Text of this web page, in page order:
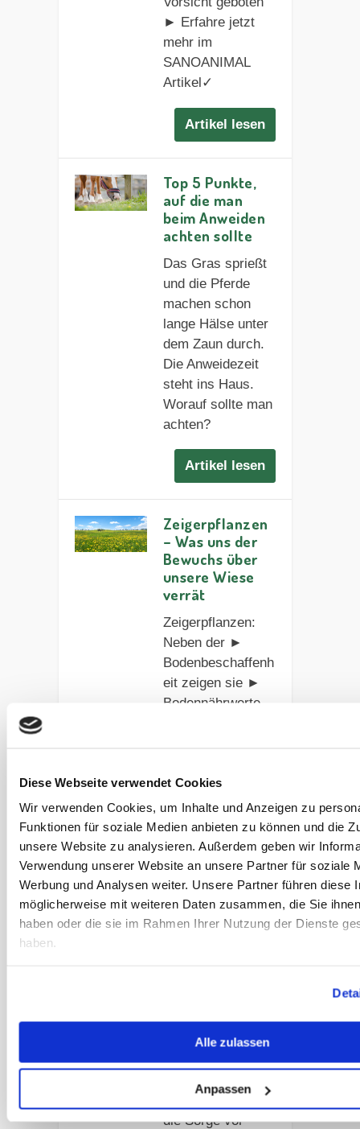
Diese Webseite verwendet Cookies
Wir verwenden Cookies, um Inhalte und Anzeigen zu
Funktionen für soziale Medien anbieten zu können und die
unsere Website zu analysieren. Außerdem geben wir
Verwendung unserer Website an unsere Partner für soziale
Werbung und Analysen weiter. Unsere Partner führen diese
möglicherweise mit weiteren Daten zusammen, die Sie
haben oder die sie im Rahmen Ihrer Nutzung der Dienste
haben.
Alle zulassen
Anpassen
► Erfahre jetzt
mehr im
SANOANIMAL
Artikel✓
Artikel lesen
Top 5 Punkte,
auf die man
beim Anweiden
achten sollte
Das Gras sprießt
und die Pferde
machen schon
lange Hälse unter
dem Zaun durch.
Die Anweidezeit
steht ins Haus.
Worauf sollte man
achten?
Artikel lesen
Zeigerpflanzen
– Was uns der
Bewuchs über
unsere Wiese
verrät
Zeigerpflanzen:
Neben der ►
Bodenbeschaffenh
eit zeigen sie ►
Bodennährwerte,
verfügbare
Lichtmenge an.
Artikel lesen
GEBALLTES
WISSEN #1
Wenn die
Anweidezeit vor
der Tür steht
beginnt damit bei
vielen Besitzern
die Sorge vor